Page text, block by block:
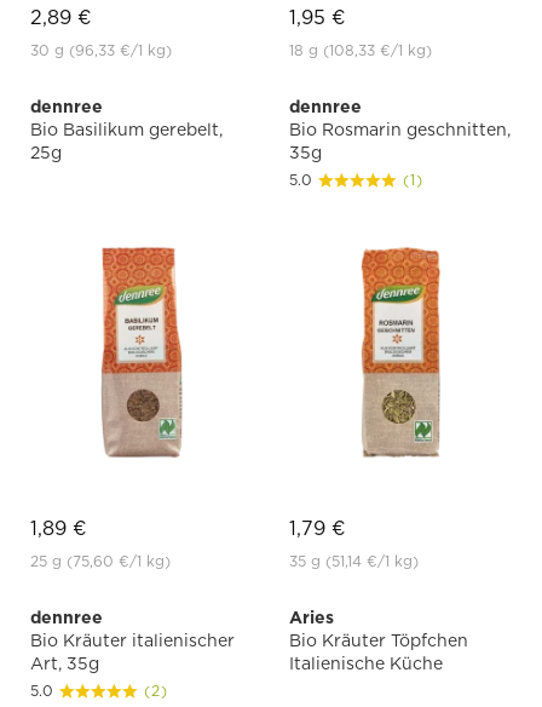
2,89 €
30 g (96,33 €/1 kg)
1,95 €
18 g (108,33 €/1 kg)
dennree
Bio Basilikum gerebelt,
25g
1,89 €
25 g (75,60 €/1 kg)
dennree
Bio Rosmarin geschnitten,
35g
5.0 (1)
1,79 €
35 g (51,14 €/1 kg)
dennree
Bio Kräuter italienischer
Art, 35g
5.0 (2)
Aries
Bio Kräuter Töpfchen
Italienische Küche